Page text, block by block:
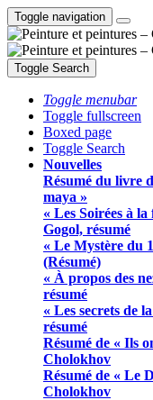
Toggle navigation
Toggle Search
Toggle menubar
Toggle fullscreen
Boxed page
Toggle Search
Nouvelles
Résumé du livre
maya »
« Les Soirées à
Gogol, résumé
« Le Mystère du
(Résumé)
« À propos des
résumé
« Les secrets de
résumé
Résumé de « Ils
Cholokhov
Résumé de « Le
Cholokhov